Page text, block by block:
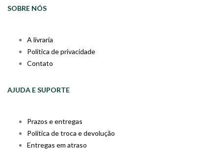
SOBRE NÓS
A livraria
Política de privacidade
Contato
AJUDA E SUPORTE
Prazos e entregas
Política de troca e devolução
Entregas em atraso